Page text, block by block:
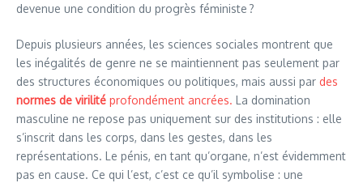
devenue une condition du progrès féministe ?
Depuis plusieurs années, les sciences sociales montrent que
les inégalités de genre ne se maintiennent pas seulement par
des structures économiques ou politiques, mais aussi par des
normes de virilité profondément ancrées. La domination
masculine ne repose pas uniquement sur des institutions : elle
s’inscrit dans les corps, dans les gestes, dans les
représentations. Le pénis, en tant qu’organe, n’est évidemment
pas en cause. Ce qui l’est, c’est ce qu’il symbolise : une